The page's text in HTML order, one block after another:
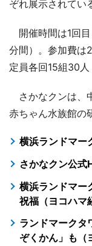
ぞれ展示されてい
開催時間は1回
分間）。参加費は
定員各回15組30人
さかなクンは、
赤ちゃん水族館の
横浜ランドマー
さかなクン公式
横浜ランドマー
祝福（ヨコハマ
ランドマークタ
ぞくかん」も（